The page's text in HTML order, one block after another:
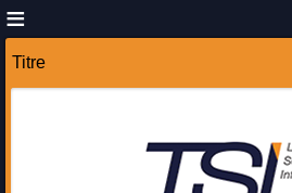
Titre